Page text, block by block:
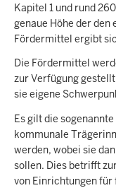
Kapitel 1 und rund
genaue Höhe der den
Fördermittel ergibt
Die Fördermittel
zur Verfügung
sie eigene
Es gilt die
kommunale
werden, wobei sie
sollen. Dies betrifft
von Einrichtungen